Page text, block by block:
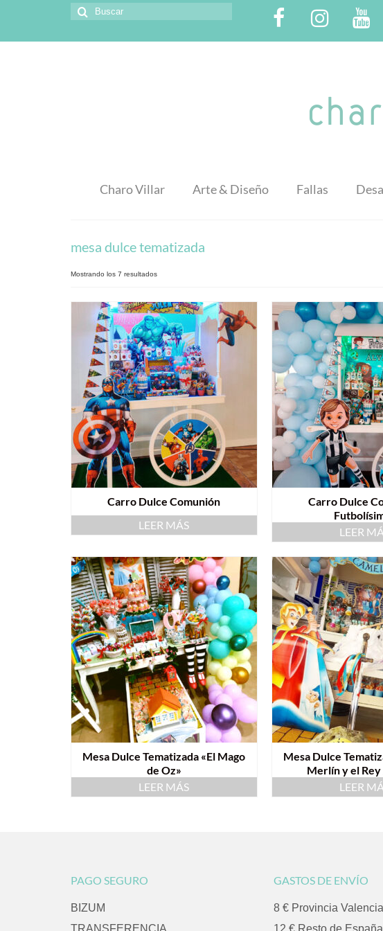
Buscar
por:
Charo Villar Arte & Diseño Fallas
mesa dulce tematizada
Mostrando los 7 resultados
Carro Dulce Comunión
LEER MÁS
Carro Dulce
LEER
Mesa Dulce Tematizada «El Mago
de Oz»
LEER MÁS
Mesa Dulce
Merlín y el
LEER
PAGO SEGURO
BIZUM
TRANSFERENCIA
GASTOS DE ENVÍO
8 € Provincia Valencia
12 € Resto de España